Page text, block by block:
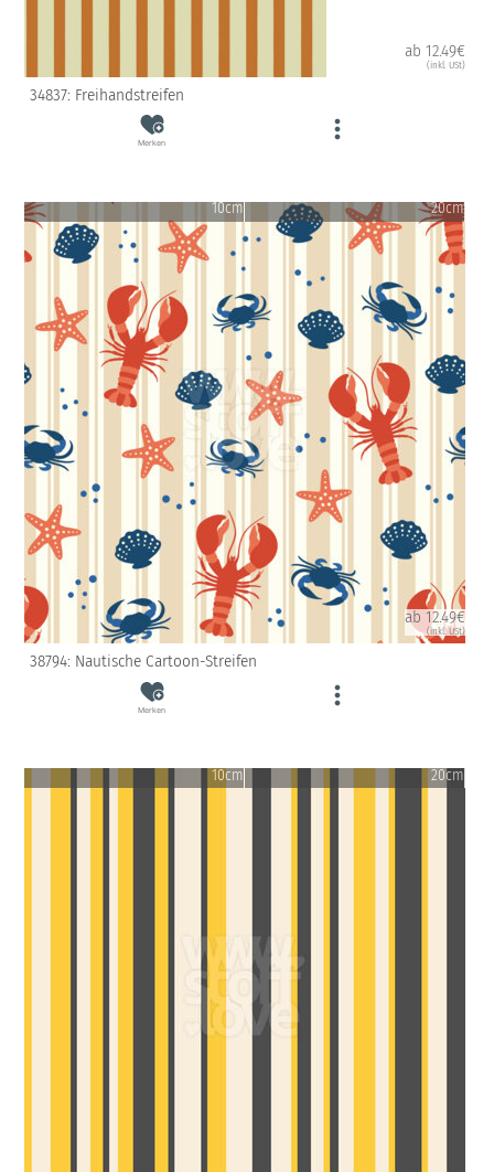
ab 12.49€
(inkl. USt)
34837: Freihandstreifen
Merken
10cm 20cm
ab 12.49€
(inkl. USt)
38794: Nautische Cartoon-Streifen
Merken
10cm 20cm